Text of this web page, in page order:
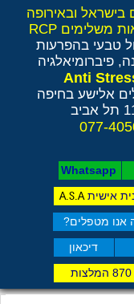
אישיתA.S.A
דיכאון
אנו מטפלים?
870 המלצות
Whatsapp
טבעי בהפרעות
פיברומיאלגיה
אלישע בחיפה